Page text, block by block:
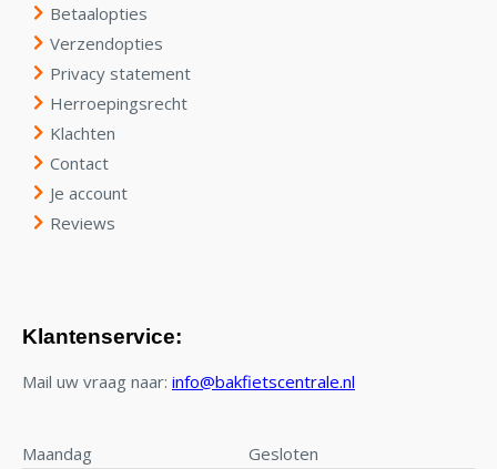
Betaalopties
Verzendopties
Privacy statement
Herroepingsrecht
Klachten
Contact
Je account
Reviews
Klantenservice:
Mail uw vraag naar: info@bakfietscentrale.nl
Maandag
Gesloten